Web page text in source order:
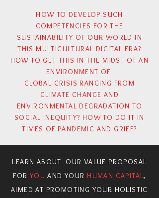
HOW TO DEVELOP SUCH
COMPETENCIES FOR THE
SUSTAINABILITY OF OUR WORLD IN
THIS MULTICULTURAL DIGITAL ERA?
HOW TO GET THIS IN THE MIDST OF AN
ENVIRONMENT OF
GLOBAL CRISIS RANGING FROM
CLIMATE CHANGE AND
ENVIRONMENTAL DEGRADATION TO
SOCIAL INEQUITY? HOW TO DO IT IN
TIMES OF PANDEMIC AND GRIEF?
LEARN ABOUT
OUR VALUE PROPOSAL
FOR YOU AND YOUR HUMAN CAPITAL,
AIMED AT PROMOTING YOUR HOLISTIC